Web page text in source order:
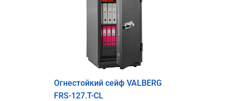
Огнестойкий сейф VALBERG
FRS-127.T-CL